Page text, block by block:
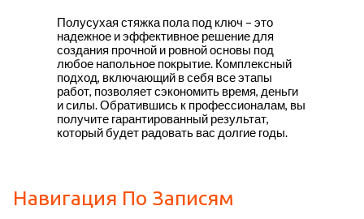
Полусухая стяжка пола под ключ – это
надежное и эффективное решение для
создания прочной и ровной основы под
любое напольное покрытие. Комплексный
подход, включающий в себя все этапы
работ, позволяет сэкономить время, деньги
и силы. Обратившись к профессионалам, вы
получите гарантированный результат,
который будет радовать вас долгие годы.
Навигация По Записям